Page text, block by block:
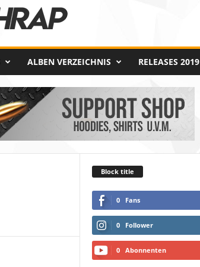
ALBEN VERZEICHNIS RELEASES 2019
Block title
0 Fans
0 Follower
0 Abonnenten